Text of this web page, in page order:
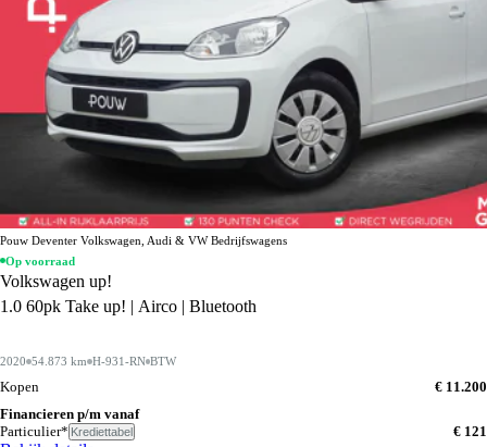
Pouw Deventer Volkswagen, Audi & VW Bedrijfswagens
Op voorraad
Volkswagen up!
1.0 60pk Take up! | Airco | Bluetooth
2020 54.873 km H-931-RN BTW
Kopen
€ 11.200
Financieren p/m vanaf
Particulier* Krediettabel € 121